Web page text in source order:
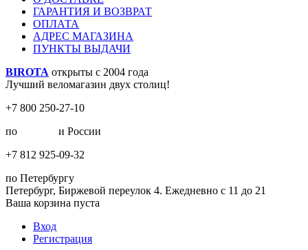
ГАРАНТИЯ И ВОЗВРАТ
ОПЛАТА
АДРЕС МАГАЗИНА
ПУНКТЫ ВЫДАЧИ
BIROTA открыты с 2004 года
Лучший веломагазин двух столиц!
+7 800 250-27-10
по
и России
+7 812 925-09-32
по Петербургу
Петербург, Биржевой переулок 4. Ежедневно с 11 до 21
Ваша корзина пуста
Вход
Регистрация